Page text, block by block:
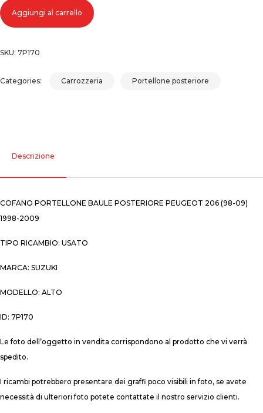
COFANO PORTELLONE BAULE POSTERIORE PEUGEOT 206 (98-09)
2009 quantità
Aggiungi al carrello
SKU: 7P170
Categories: Carrozzeria Portellone posteriore
Descrizione
COFANO PORTELLONE BAULE POSTERIORE PEUGEOT 206 (98-09)
1998-2009
TIPO RICAMBIO: USATO
MARCA: SUZUKI
MODELLO: ALTO
ID: 7P170
Le foto dell’oggetto in vendita corrispondono al prodotto che vi verrà
spedito.
I ricambi potrebbero presentare dei graffi poco visibili in foto, se avete
necessità di ulteriori foto potete contattate il nostro servizio clienti.